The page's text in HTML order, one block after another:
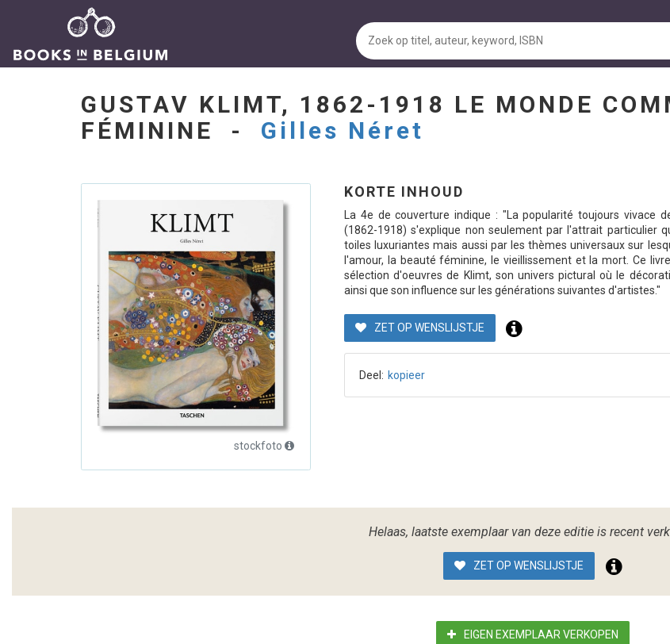
GUSTAV KLIMT, 1862-1918 LE MONDE
FÉMININE - Gilles Néret
stockfoto
KORTE INHOUD
La 4e de couverture indique : "La popularité toujours vivace
(1862-1918) s'explique non seulement par l'attrait particulier
toiles luxuriantes mais aussi par les thèmes universaux sur
l'amour, la beauté féminine, le vieillissement et la mort. Ce
sélection d'oeuvres de Klimt, son univers pictural où le
ainsi que son influence sur les générations suivantes d'artistes."
ZET OP WENSLIJSTJE
Deel: kopieer
Helaas, laatste exemplaar van deze editie is recent
ZET OP WENSLIJSTJE
EIGEN EXEMPLAAR VERKOPEN